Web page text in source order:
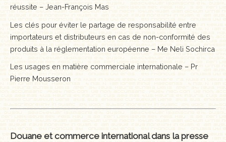
réussite – Jean-François Mas
Les clés pour éviter le partage de responsabilité entre
importateurs et distributeurs en cas de non-conformité des
produits à la réglementation européenne – Me Neli Sochirca
Les usages en matière commerciale internationale – Pr
Pierre Mousseron
Douane et commerce international dans la presse